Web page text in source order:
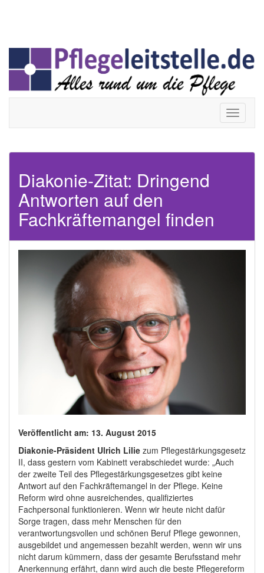
Toggle
Diakonie-Zitat: Dringend
Antworten auf den
Fachkräftemangel finden
Veröffentlicht am: 13. August 2015
Diakonie-Präsident Ulrich Lilie zum Pflegestärkungsgesetz
II, dass gestern vom Kabinett verabschiedet wurde: „Auch
der zweite Teil des Pflegestärkungsgesetzes gibt keine
Antwort auf den Fachkräftemangel in der Pflege. Keine
Reform wird ohne ausreichendes, qualifiziertes
Fachpersonal funktionieren. Wenn wir heute nicht dafür
Sorge tragen, dass mehr Menschen für den
verantwortungsvollen und schönen Beruf Pflege gewonnen,
ausgebildet und angemessen bezahlt werden, wenn wir uns
nicht darum kümmern, dass der gesamte Berufsstand mehr
Anerkennung erfährt, dann wird auch die beste Pflegereform